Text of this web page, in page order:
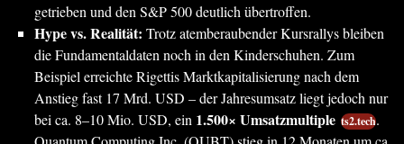
getrieben und den S&P 500 deutlich übertroffen.
Hype vs. Realität: Trotz atemberaubender Kursrallys bleiben
die Fundamentaldaten noch in den Kinderschuhen. Zum
Beispiel erreichte Rigettis Marktkapitalisierung nach dem
Anstieg fast 17 Mrd. USD – der Jahresumsatz liegt jedoch nur
bei ca. 8–10 Mio. USD, ein 1.500× Umsatzmultiple ts2.tech.